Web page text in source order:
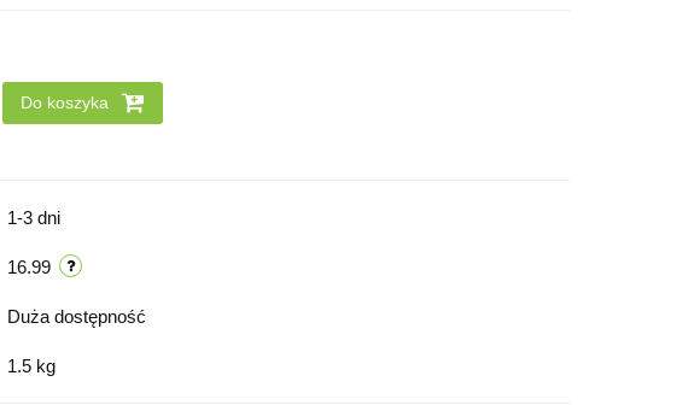
Do koszyka
1-3 dni
16.99
Duża dostępność
1.5 kg